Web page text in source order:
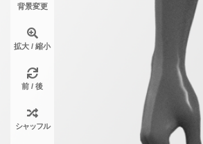
背景変更
拡大 / 縮小
前 / 後
シャッフル